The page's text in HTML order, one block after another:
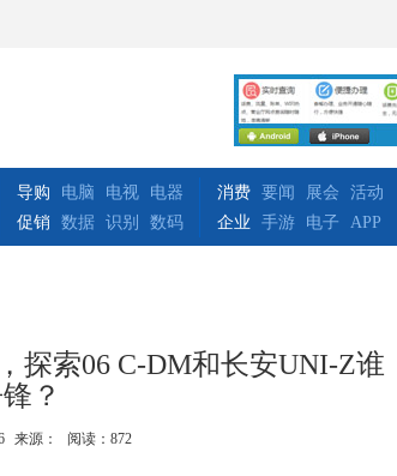
导购 电脑 电视
电器
促销
数据 识别 数码
消费 要闻 展会
活动
企业
手游 电子 APP
探索06 C-DM和长安UNI-Z谁
？
来源： 阅读：872